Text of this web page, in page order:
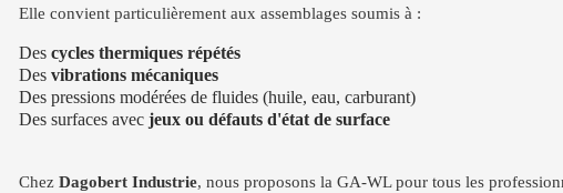
Elle convient particulièrement aux assemblages soumis à :
Des cycles thermiques répétés
Des vibrations mécaniques
Des pressions modérées de fluides (huile, eau, carburant)
Des surfaces avec jeux ou défauts d'état de surface
Chez Dagobert Industrie, nous proposons la GA-WL pour tous les